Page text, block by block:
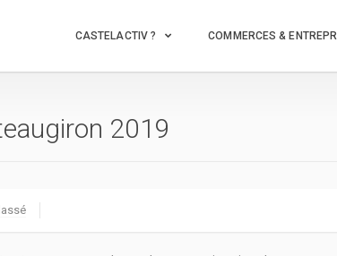
CASTELACTIV ? COMMERCES &
2019